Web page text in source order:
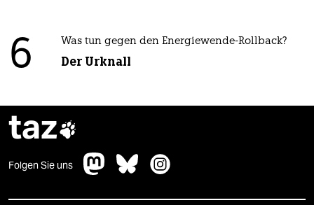
6 Was tun gegen den Energiewende-Rollback?
Der Urknall
taz
Folgen Sie uns